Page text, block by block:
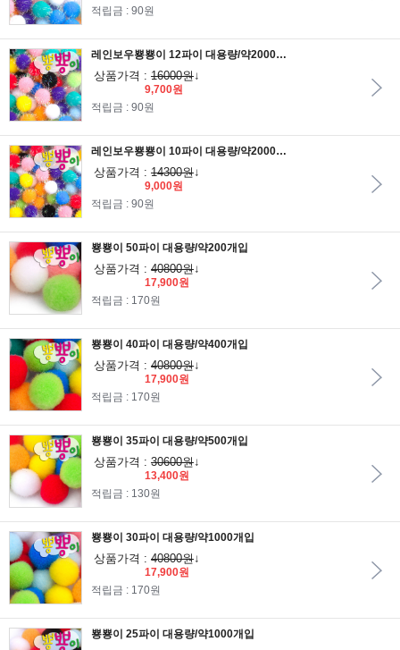
적립금 : 90원
레인보우뿅뿅이 12파이 대용량/약2000개입
상품가격 : 16000원↓
9,700원
적립금 : 90원
레인보우뿅뿅이 10파이 대용량/약2000개입
상품가격 : 14300원↓
9,000원
적립금 : 90원
뿅뿅이 50파이 대용량/약200개입
상품가격 : 40800원↓
17,900원
적립금 : 170원
뿅뿅이 40파이 대용량/약400개입
상품가격 : 40800원↓
17,900원
적립금 : 170원
뿅뿅이 35파이 대용량/약500개입
상품가격 : 30600원↓
13,400원
적립금 : 130원
뿅뿅이 30파이 대용량/약1000개입
상품가격 : 40800원↓
17,900원
적립금 : 170원
뿅뿅이 25파이 대용량/약1000개입